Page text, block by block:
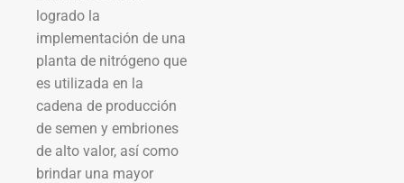
logrado la
implementación de una
planta de nitrógeno que
es utilizada en la
cadena de producción
de semen y embriones
de alto valor, así como
brindar una mayor